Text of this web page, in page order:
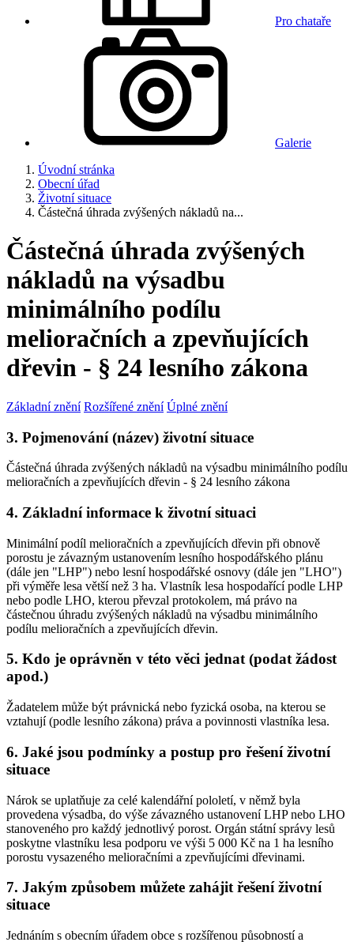
Pro chataře
Galerie
Úvodní stránka
Obecní úřad
Životní situace
Částečná úhrada zvýšených nákladů na...
Částečná úhrada zvýšených
nákladů na výsadbu
minimálního podílu
melioračních a zpevňujících
dřevin - § 24 lesního zákona
Základní znění Rozšířené znění Úplné znění
3. Pojmenování (název) životní situace
Částečná úhrada zvýšených nákladů na výsadbu minimálního podílu
melioračních a zpevňujících dřevin - § 24 lesního zákona
4. Základní informace k životní situaci
Minimální podíl melioračních a zpevňujících dřevin při obnově
porostu je závazným ustanovením lesního hospodářského plánu
(dále jen "LHP") nebo lesní hospodářské osnovy (dále jen "LHO")
při výměře lesa větší než 3 ha. Vlastník lesa hospodařící podle LHP
nebo podle LHO, kterou převzal protokolem, má právo na
částečnou úhradu zvýšených nákladů na výsadbu minimálního
podílu melioračních a zpevňujících dřevin.
5. Kdo je oprávněn v této věci jednat (podat žádost
apod.)
Žadatelem může být právnická nebo fyzická osoba, na kterou se
vztahují (podle lesního zákona) práva a povinnosti vlastníka lesa.
6. Jaké jsou podmínky a postup pro řešení životní
situace
Nárok se uplatňuje za celé kalendářní pololetí, v němž byla
provedena výsadba, do výše závazného ustanovení LHP nebo LHO
stanoveného pro každý jednotlivý porost. Orgán státní správy lesů
poskytne vlastníku lesa podporu ve výši 5 000 Kč na 1 ha lesního
porostu vysazeného melioračními a zpevňujícími dřevinami.
7. Jakým způsobem můžete zahájit řešení životní
situace
Jednáním s obecním úřadem obce s rozšířenou působností a